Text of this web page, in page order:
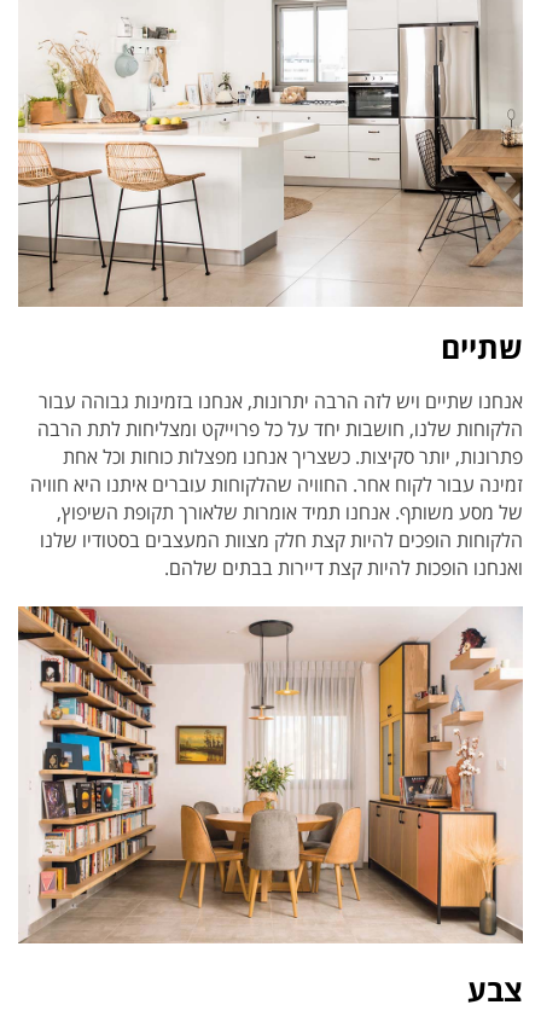
שתיים
אנחנו שתיים ויש לזה הרבה יתרונות, אנחנו בזמינות גבוהה עבור
הלקוחות שלנו, חושבות יחד על כל פרוייקט ומצליחות לתת הרבה
פתרונות, יותר סקיצות. כשצריך אנחנו מפצלות כוחות וכל אחת
זמינה עבור לקוח אחר. החוויה שהלקוחות עוברים איתנו היא חוויה
של מסע משותף. אנחנו תמיד אומרות שלאורך תקופת השיפוץ,
הלקוחות הופכים להיות קצת חלק מצוות המעצבים בסטודיו שלנו
ואנחנו הופכות להיות קצת דיירות בבתים שלהם.
צבע